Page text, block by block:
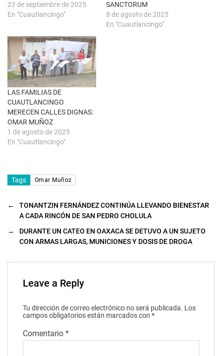
n
u
)
b
r
u
n
a
v
e
n
t
a
n
a
n
u
e
v
a
)
23 de septiembre de 2025
En "Cuautlancingo"
SANCTORUM
8 de agosto de 2025
En "Cuautlancingo"
LAS FAMILIAS DE
CUAUTLANCINGO
MERECEN CALLES DIGNAS:
OMAR MUÑOZ
1 de agosto de 2025
En "Cuautlancingo"
Tags Omar Muñoz
←
TONANTZIN FERNÁNDEZ CONTINÚA LLEVANDO BIENESTAR
A CADA RINCÓN DE SAN PEDRO CHOLULA
→
DURANTE UN CATEO EN OAXACA SE DETUVO A UN SUJETO
CON ARMAS LARGAS, MUNICIONES Y DOSIS DE DROGA
Leave a Reply
Tu dirección de correo electrónico no será publicada. Los
campos obligatorios están marcados con *
Comentario *